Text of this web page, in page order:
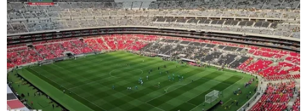
Quốc hội Anh ở London ngày 28/3/2019. (Ảnh: AFP/ TTXVN)
Pháp đang mất dần sự kiên nhẫn đối với tiến
trình Brexit - Anh rời khỏi Liên minh châu Âu
(EU) - và cho rằng đã đến lúc cuộc khủng hoảng
Brexit phải chấm dứt.